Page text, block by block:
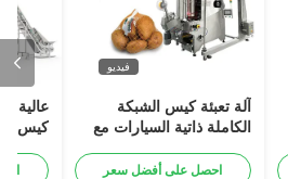
فيديو
آلة تعبئة كيس الشبكة
الكاملة ذاتية السيارات مع
الثوم البرتقالي الخضروات
احصل على أفضل سعر
عالية
كيس
البصل